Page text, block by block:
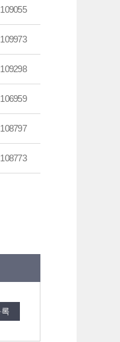
109055
109973
109298
106959
108797
108773